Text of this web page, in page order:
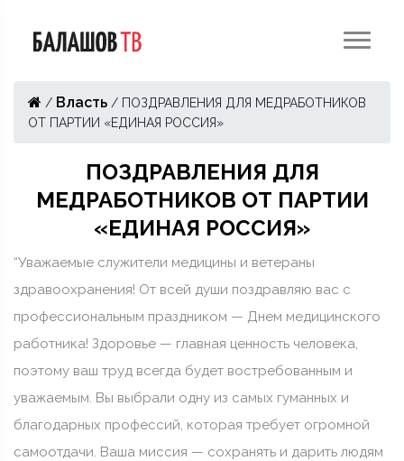
/ Власть / ПОЗДРАВЛЕНИЯ ДЛЯ МЕДРАБОТНИКОВ
ОТ ПАРТИИ «ЕДИНАЯ РОССИЯ»
ПОЗДРАВЛЕНИЯ ДЛЯ
МЕДРАБОТНИКОВ ОТ ПАРТИИ
«ЕДИНАЯ РОССИЯ»
“Уважаемые служители медицины и ветераны
здравоохранения! От всей души поздравляю вас с
профессиональным праздником — Днем медицинского
работника! Здоровье — главная ценность человека,
поэтому ваш труд всегда будет востребованным и
уважаемым. Вы выбрали одну из самых гуманных и
благодарных профессий, которая требует огромной
самоотдачи. Ваша миссия — сохранять и дарить людям